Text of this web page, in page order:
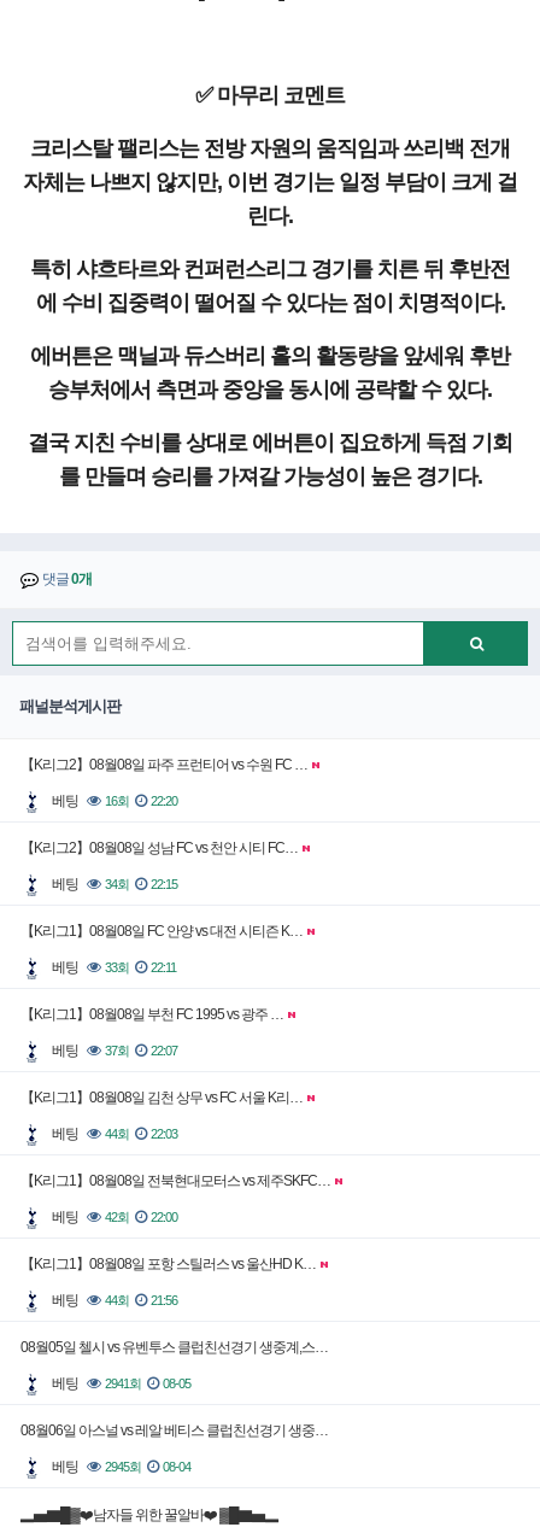
✅ 마무리 코멘트
크리스탈 팰리스는 전방 자원의 움직임과 쓰리백 전개
자체는 나쁘지 않지만, 이번 경기는 일정 부담이 크게 걸
린다.
특히 샤흐타르와 컨퍼런스리그 경기를 치른 뒤 후반전
에 수비 집중력이 떨어질 수 있다는 점이 치명적이다.
에버튼은 맥닐과 듀스버리 홀의 활동량을 앞세워 후반
승부처에서 측면과 중앙을 동시에 공략할 수 있다.
결국 지친 수비를 상대로 에버튼이 집요하게 득점 기회
를 만들며 승리를 가져갈 가능성이 높은 경기다.
댓글0개
패널분석게시판
【K리그2】08월08일 파주 프런티어 vs 수원 FC …
베팅 16회 22:20
【K리그2】08월08일 성남 FC vs 천안 시티 FC…
베팅 34회 22:15
【K리그1】08월08일 FC 안양 vs 대전 시티즌 K…
베팅 33회 22:11
【K리그1】08월08일 부천 FC 1995 vs 광주 …
베팅 37회 22:07
【K리그1】08월08일 김천 상무 vs FC 서울 K리…
베팅 44회 22:03
【K리그1】08월08일 전북현대모터스 vs 제주SKFC…
베팅 42회 22:00
【K리그1】08월08일 포항 스틸러스 vs 울산HD K…
베팅 44회 21:56
08월05일 첼시 vs 유벤투스 클럽친선경기 생중계,스…
베팅 2941회 08-05
08월06일 아스널 vs 레알 베티스 클럽친선경기 생중…
베팅 2945회 08-04
▂▅▇█▓❤️남자들 위한 꿀알바❤️ ▓█▇▅▂